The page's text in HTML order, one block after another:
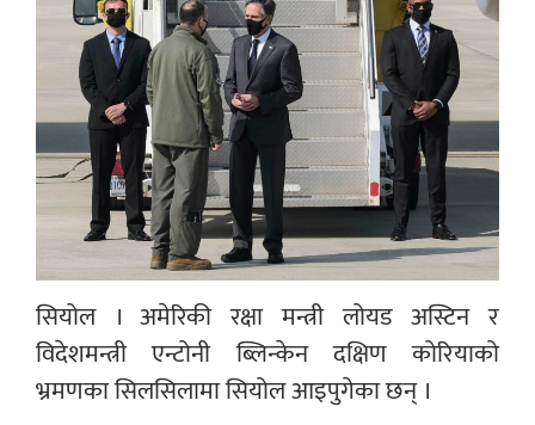
सियोल । अमेरिकी रक्षा मन्त्री लोयड अस्टिन र
विदेशमन्त्री एन्टोनी ब्लिन्केन दक्षिण कोरियाको
भ्रमणका सिलसिलामा सियोल आइपुगेका छन् ।